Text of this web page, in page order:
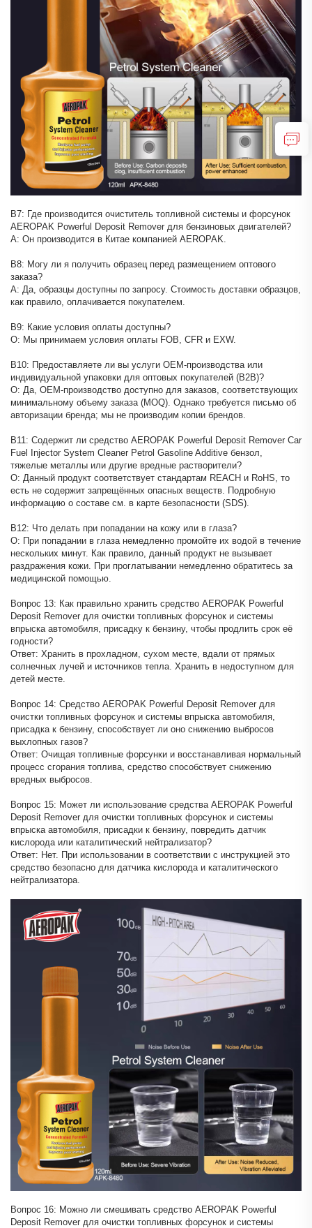
В7: Где производится очиститель топливной системы и форсунок
AEROPAK Powerful Deposit Remover для бензиновых двигателей?
A: Он производится в Китае компанией AEROPAK.
В8: Могу ли я получить образец перед размещением оптового
заказа?
A: Да, образцы доступны по запросу. Стоимость доставки образцов,
как правило, оплачивается покупателем.
В9: Какие условия оплаты доступны?
О: Мы принимаем условия оплаты FOB, CFR и EXW.
В10: Предоставляете ли вы услуги OEM-производства или
индивидуальной упаковки для оптовых покупателей (B2B)?
О: Да, OEM-производство доступно для заказов, соответствующих
минимальному объему заказа (MOQ). Однако требуется письмо об
авторизации бренда; мы не производим копии брендов.
В11: Содержит ли средство AEROPAK Powerful Deposit Remover Car
Fuel Injector System Cleaner Petrol Gasoline Additive бензол,
тяжелые металлы или другие вредные растворители?
О: Данный продукт соответствует стандартам REACH и RoHS, то
есть не содержит запрещённых опасных веществ. Подробную
информацию о составе см. в карте безопасности (SDS).
В12: Что делать при попадании на кожу или в глаза?
О: При попадании в глаза немедленно промойте их водой в течение
нескольких минут. Как правило, данный продукт не вызывает
раздражения кожи. При проглатывании немедленно обратитесь за
медицинской помощью.
Вопрос 13: Как правильно хранить средство AEROPAK Powerful
Deposit Remover для очистки топливных форсунок и системы
впрыска автомобиля, присадку к бензину, чтобы продлить срок её
годности?
Ответ: Хранить в прохладном, сухом месте, вдали от прямых
солнечных лучей и источников тепла. Хранить в недоступном для
детей месте.
Вопрос 14: Средство AEROPAK Powerful Deposit Remover для
очистки топливных форсунок и системы впрыска автомобиля,
присадка к бензину, способствует ли оно снижению выбросов
выхлопных газов?
Ответ: Очищая топливные форсунки и восстанавливая нормальный
процесс сгорания топлива, средство способствует снижению
вредных выбросов.
Вопрос 15: Может ли использование средства AEROPAK Powerful
Deposit Remover для очистки топливных форсунок и системы
впрыска автомобиля, присадки к бензину, повредить датчик
кислорода или каталитический нейтрализатор?
Ответ: Нет. При использовании в соответствии с инструкцией это
средство безопасно для датчика кислорода и каталитического
нейтрализатора.
Вопрос 16: Можно ли смешивать средство AEROPAK Powerful
Deposit Remover для очистки топливных форсунок и системы